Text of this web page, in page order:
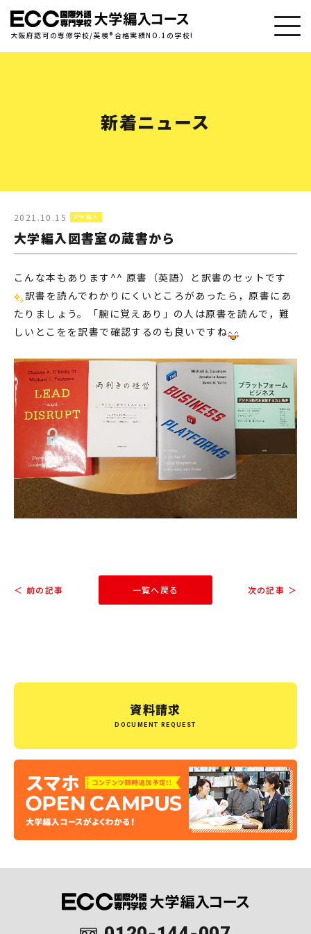
大阪府認可の専修学校/英検® 合格実績NO.1の学校!
toggle
新着ニュース
2021.10.15 大学編入
大学編入図書室の蔵書から
こんな本もあります^^ 原書（英語）と訳書のセットです
訳書を読んでわかりにくいところがあったら，原書にあ
たりましょう。「腕に覚えあり」の人は原書を読んで，難
しいとこをを訳書で確認するのも良いですね
＜ 前の記事 一覧へ戻る 次の記事 ＞
資料請求
DOCUMENT REQUEST